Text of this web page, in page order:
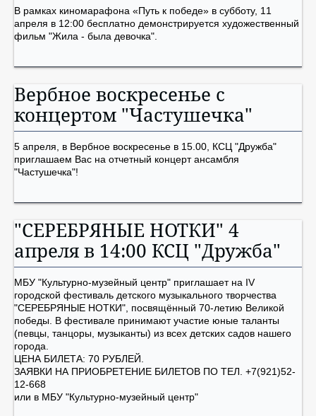
В рамках киномарафона «Путь к победе» в субботу, 11
апреля в 12:00 бесплатно демонстрируется художественный
фильм "Жила - была девочка".
Вербное воскресенье с
концертом "Частушечка"
5 апреля, в Вербное воскресенье в 15.00, КСЦ "Дружба"
приглашаем Вас на отчетный концерт ансамбля
"Частушечка"!
"СЕРЕБРЯНЫЕ НОТКИ" 4
апреля в 14:00 КСЦ "Дружба"
МБУ "Культурно-музейный центр" приглашает на IV
городской фестиваль детского музыкального творчества
"СЕРЕБРЯНЫЕ НОТКИ", посвящённый 70-летию Великой
победы. В фестивале принимают участие юные таланты
(певцы, танцоры, музыканты) из всех детских садов нашего
города.
ЦЕНА БИЛЕТА: 70 РУБЛЕЙ.
ЗАЯВКИ НА ПРИОБРЕТЕНИЕ БИЛЕТОВ ПО ТЕЛ. +7(921)52-
12-668
или в МБУ "Культурно-музейный центр"